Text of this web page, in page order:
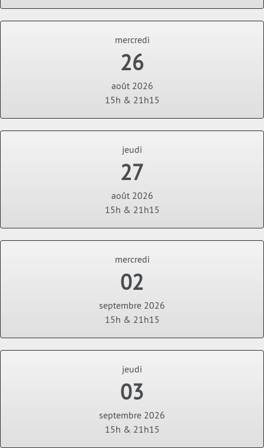
mercredi
26
août 2026
15h & 21h15
jeudi
27
août 2026
15h & 21h15
mercredi
02
septembre 2026
15h & 21h15
jeudi
03
septembre 2026
15h & 21h15